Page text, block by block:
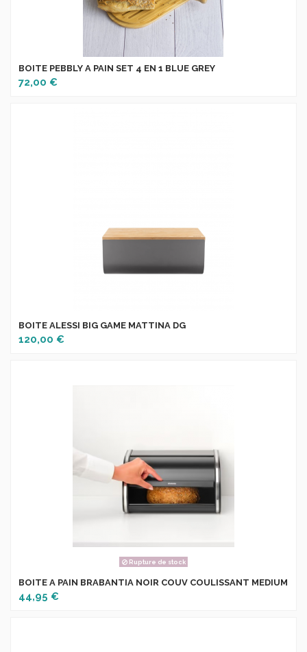
BOITE PEBBLY A PAIN SET 4 EN 1 BLUE GREY
72,00 €
BOITE ALESSI BIG GAME MATTINA DG
120,00 €
Rupture de stock
BOITE A PAIN BRABANTIA NOIR COUV COULISSANT MEDIUM
44,95 €